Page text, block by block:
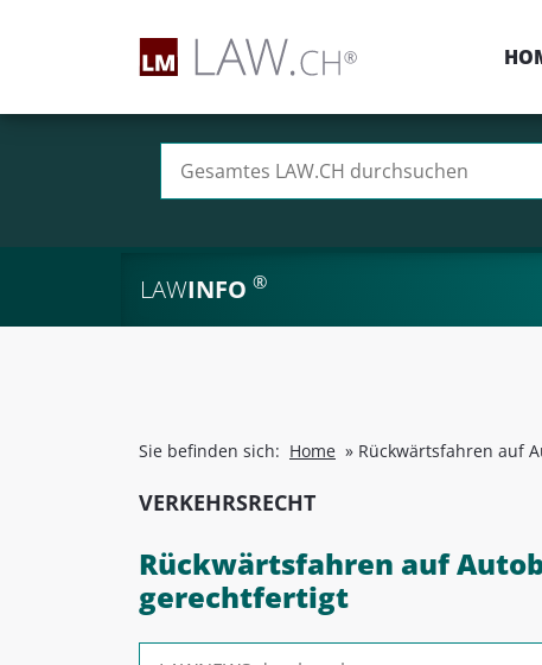
LAWINFO ®
Sie befinden sich: Home » Rückwärtsfahren auf
VERKEHRSRECHT
Rückwärtsfahren auf
gerechtfertigt